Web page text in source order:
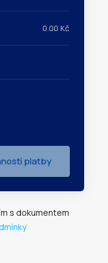
0.00 Kč
platby
s dokumentem